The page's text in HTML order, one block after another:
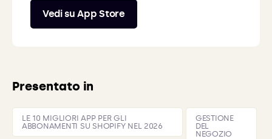
Vedi su App Store
Presentato in
LE 10 MIGLIORI APP PER GLI
ABBONAMENTI SU SHOPIFY NEL 2026
GESTIONE
DEL
NEGOZIO